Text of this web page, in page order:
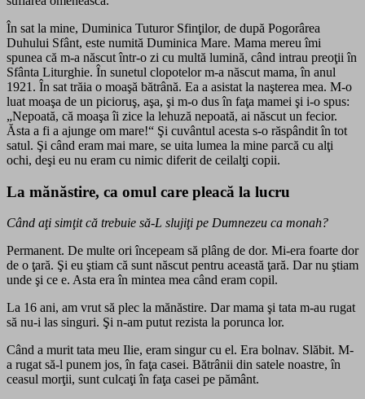
În sat la mine, Duminica Tuturor Sfinţilor, de după Pogorârea
Duhului Sfânt, este numită Duminica Mare. Mama mereu îmi
spunea că m-a născut într-o zi cu multă lumină, când intrau preoţii în
Sfânta Liturghie. În sunetul clopotelor m-a născut mama, în anul
1921. În sat trăia o moaşă bătrână. Ea a asistat la naşterea mea. M-o
luat moaşa de un picioruş, aşa, şi m-o dus în faţa mamei şi i-o spus:
„Nepoată, că moaşa îi zice la lehuză nepoată, ai născut un fecior.
Ăsta a fi a ajunge om mare!“ Şi cuvântul acesta s-o răspândit în tot
satul. Şi când eram mai mare, se uita lumea la mine parcă cu alţi
ochi, deşi eu nu eram cu nimic diferit de ceilalţi copii.
La mănăstire, ca omul care pleacă la lucru
Când aţi simţit că trebuie să-L slujiţi pe Dumnezeu ca monah?
Permanent. De multe ori începeam să plâng de dor. Mi-era foarte dor
de o ţară. Şi eu ştiam că sunt născut pentru această ţară. Dar nu ştiam
unde şi ce e. Asta era în mintea mea când eram copil.
La 16 ani, am vrut să plec la mănăstire. Dar mama şi tata m-au rugat
să nu-i las singuri. Şi n-am putut rezista la porunca lor.
Când a murit tata meu Ilie, eram singur cu el. Era bolnav. Slăbit. M-
a rugat să-l punem jos, în faţa casei. Bătrânii din satele noastre, în
ceasul morţii, sunt culcaţi în faţa casei pe pământ.